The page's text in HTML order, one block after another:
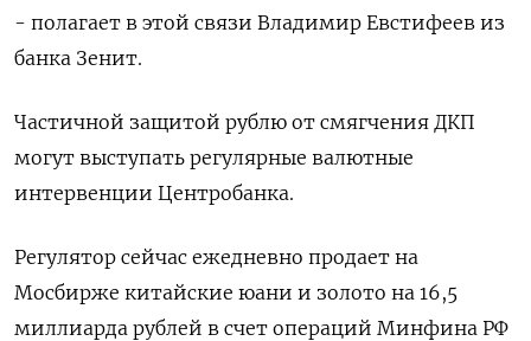
- полагает в этой связи Владимир Евстифеев из
банка Зенит.
Частичной защитой рублю от ​смягчения ДКП
могут выступать регулярные валютные
интервенции Центробанка.
Регулятор сейчас ежедневно продает на
Мосбирже китайские юани и золото на 16,5
миллиарда рублей в счет операций Минфина РФ